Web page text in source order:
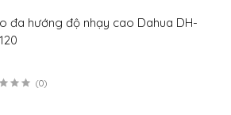
đa hướng độ nhạy cao Dahua DH-
(0)